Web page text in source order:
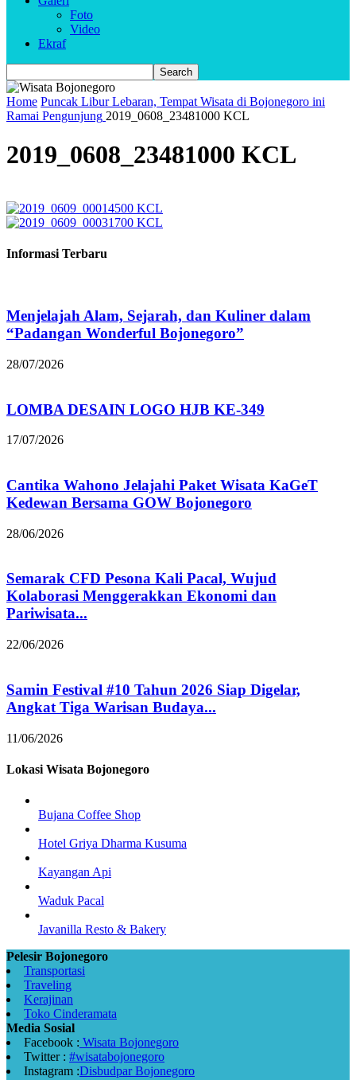
Foto
Video
Ekraf
Home Puncak Libur Lebaran, Tempat Wisata di Bojonegoro ini
Ramai Pengunjung 2019_0608_23481000 KCL
2019_0608_23481000 KCL
Informasi Terbaru
Menjelajah Alam, Sejarah, dan Kuliner dalam
“Padangan Wonderful Bojonegoro”
28/07/2026
LOMBA DESAIN LOGO HJB KE-349
17/07/2026
Cantika Wahono Jelajahi Paket Wisata KaGeT
Kedewan Bersama GOW Bojonegoro
28/06/2026
Semarak CFD Pesona Kali Pacal, Wujud
Kolaborasi Menggerakkan Ekonomi dan
Pariwisata...
22/06/2026
Samin Festival #10 Tahun 2026 Siap Digelar,
Angkat Tiga Warisan Budaya...
11/06/2026
Lokasi Wisata Bojonegoro
Bujana Coffee Shop
Hotel Griya Dharma Kusuma
Kayangan Api
Waduk Pacal
Javanilla Resto & Bakery
Pelesir Bojonegoro
Transportasi
Traveling
Kerajinan
Toko Cinderamata
Media Sosial
Facebook : Wisata Bojonegoro
Twitter : #wisatabojonegoro
Instagram :Disbudpar Bojonegoro